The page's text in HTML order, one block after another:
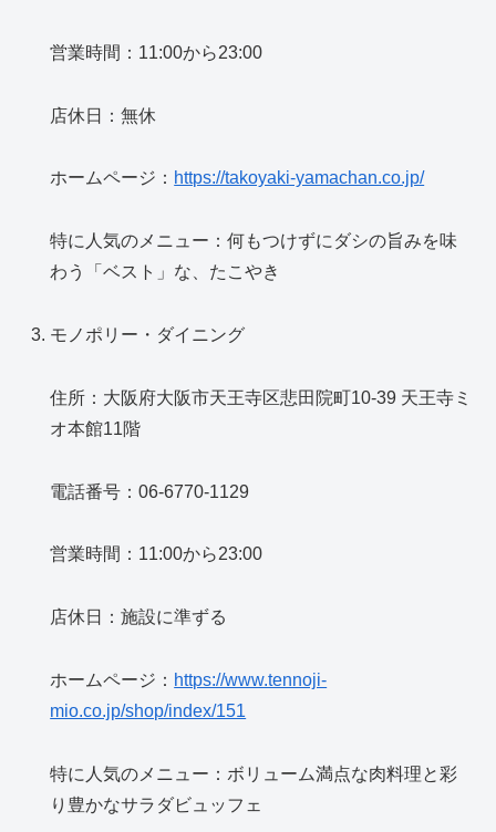
営業時間：11:00から23:00
店休日：無休
ホームページ： https://takoyaki-yamachan.co.jp/
特に人気のメニュー：何もつけずにダシの旨みを味
わう「ベスト」な、たこやき
モノポリー・ダイニング
住所：大阪府大阪市天王寺区悲田院町10-39 天王寺ミ
オ本館11階
電話番号：06-6770-1129
営業時間：11:00から23:00
店休日：施設に準ずる
ホームページ： https://www.tennoji-
mio.co.jp/shop/index/151
特に人気のメニュー：ボリューム満点な肉料理と彩
り豊かなサラダビュッフェ